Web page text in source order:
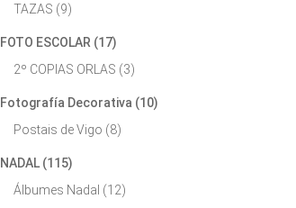
TAZAS (9)
FOTO ESCOLAR (17)
2º COPIAS ORLAS (3)
Fotografía Decorativa (10)
Postais de Vigo (8)
NADAL (115)
Álbumes Nadal (12)